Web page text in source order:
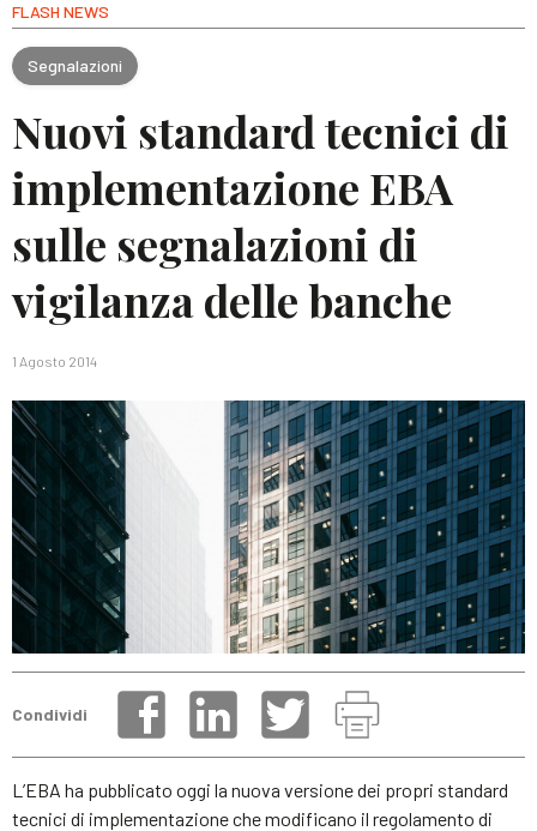
FLASH NEWS
Segnalazioni
Nuovi standard tecnici di
implementazione EBA
sulle segnalazioni di
vigilanza delle banche
1 Agosto 2014
Condividi
L’EBA ha pubblicato oggi la nuova versione dei propri standard
tecnici di implementazione che modificano il regolamento di